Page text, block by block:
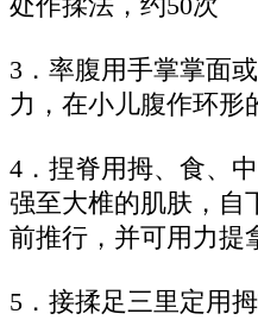
3．率腹用手掌掌面
力，在小儿腹作环形
4．捏脊用拇、食、
强至大椎的肌肤，自
前推行，并可用力提
5．接揉足三里定用